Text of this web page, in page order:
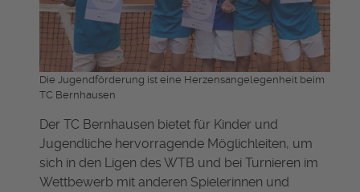
Die Jugendförderung ist eine Herzensangelegenheit beim
TC Bernhausen
Der TC Bernhausen bietet für Kinder und
Jugendliche hervorragende Möglichleiten, um
sich in den Ligen des WTB und bei Turnieren im
Wettbewerb mit anderen Spielerinnen und